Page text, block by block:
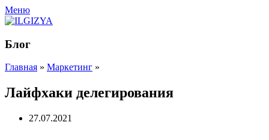
Меню
Блог
Главная » Маркетинг »
Лайфхаки делегирования
27.07.2021